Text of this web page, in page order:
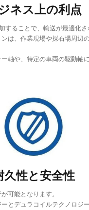
ネス上の利点
することで、輸送が最適化さ
は、作業現場や採石場周辺
軸や、特定の車両の駆動軸
久性と安全性
可能となります。
とデュラコイルテクノロジ